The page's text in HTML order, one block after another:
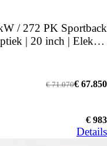
/ 272 PK Sportback
| 20 inch | Elektr.
€ 67.850
€ 71.070
€ 983
Details